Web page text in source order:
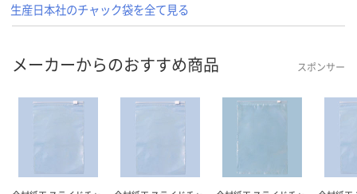
生産日本社のチャック袋を全て見る
メーカーからのおすすめ商品 スポンサー